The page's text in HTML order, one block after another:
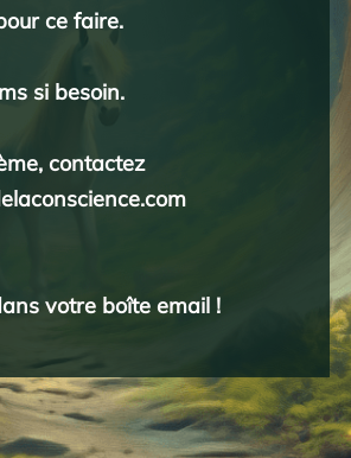
ce faire.
si besoin.
contactez
votre boîte email !